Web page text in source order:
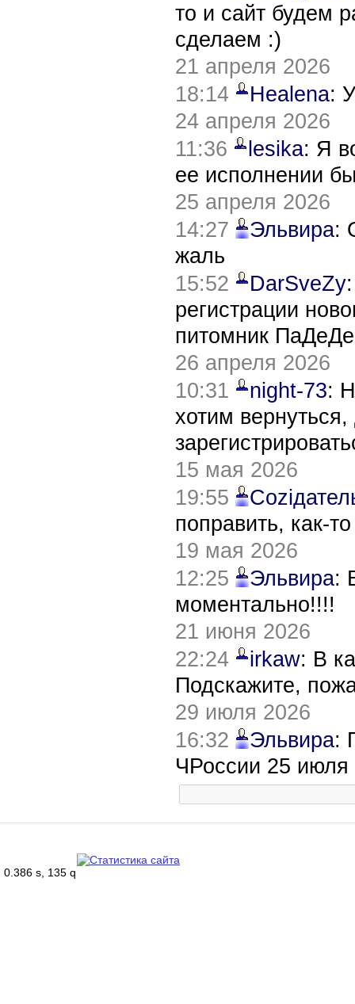
то и сайт будем
сделаем :)
21 апреля 2026
18:14
Healena:
24 апреля 2026
11:36
lesika: Я
ее исполнении
25 апреля 2026
14:27
Эльвира:
жаль
15:52
DarSveZy
регистрации
питомник
26 апреля 2026
10:31
night-73:
хотим
15 мая 2026
19:55
поправить, как-
19 мая 2026
12:25
Эльвира:
моментально!!!!
21 июня 2026
22:24
irkaw: В
Подскажите,
29 июля 2026
16:32
Эльвира:
ЧРоссии 25 июля
0.386 s, 135 q